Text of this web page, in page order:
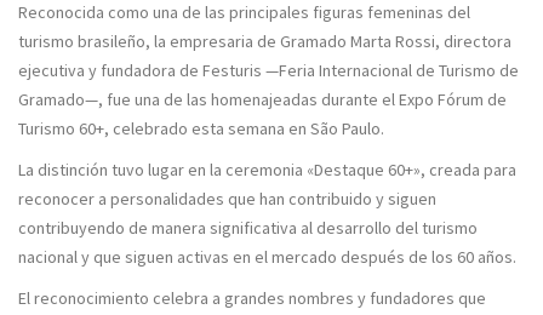
Reconocida como una de las principales figuras femeninas del
turismo brasileño, la empresaria de Gramado Marta Rossi, directora
ejecutiva y fundadora de Festuris —Feria Internacional de Turismo de
Gramado—, fue una de las homenajeadas durante el Expo Fórum de
Turismo 60+, celebrado esta semana en São Paulo.
La distinción tuvo lugar en la ceremonia «Destaque 60+», creada para
reconocer a personalidades que han contribuido y siguen
contribuyendo de manera significativa al desarrollo del turismo
nacional y que siguen activas en el mercado después de los 60 años.
El reconocimiento celebra a grandes nombres y fundadores que